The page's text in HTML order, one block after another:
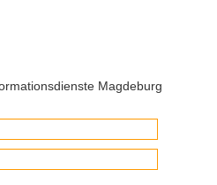
Magdeburg